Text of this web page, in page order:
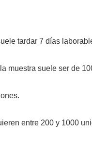
tardar 7 días
muestra suele ser de
entre 200 y 1000